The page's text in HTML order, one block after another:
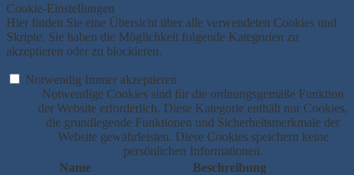
Cookie-Einstellungen
Hier finden Sie eine Übersicht über alle verwendeten Cookies und
Skripte. Sie haben die Möglichkeit folgende Kategorien zu
akzeptieren oder zu blockieren.
Notwendig Immer akzeptieren
Notwendige Cookies sind für die ordnungsgemäße Funktion
der Website erforderlich. Diese Kategorie enthält nur Cookies,
die grundlegende Funktionen und Sicherheitsmerkmale der
Website gewährleisten. Diese Cookies speichern keine
persönlichen Informationen.
Name
Beschreibung